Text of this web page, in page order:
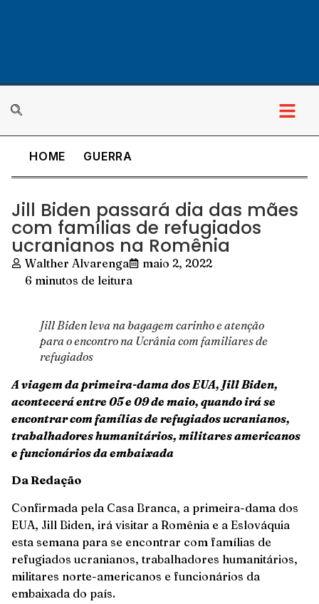
HOME GUERRA
Jill Biden passará dia das mães
com famílias de refugiados
ucranianos na Romênia
Walther Alvarenga
maio 2, 2022
6 minutos de leitura
Jill Biden leva na bagagem carinho e atenção
para o encontro na Ucrânia com familiares de
refugiados
A viagem da primeira-dama dosEUA, Jill Biden,
acontecerá entre 05 e 09 de maio, quando irá se
encontrar com famílias de refugiados ucranianos,
trabalhadores humanitários, militaresamericanos
e funcionários da embaixada
Da Redação
Confirmada pela Casa Branca, a primeira-dama dos
EUA, Jill Biden, irá visitar a Romênia e a Eslováquia
esta semana para se encontrar com famílias de
refugiados ucranianos, trabalhadores humanitários,
militares norte-americanos e funcionários da
embaixada do país.